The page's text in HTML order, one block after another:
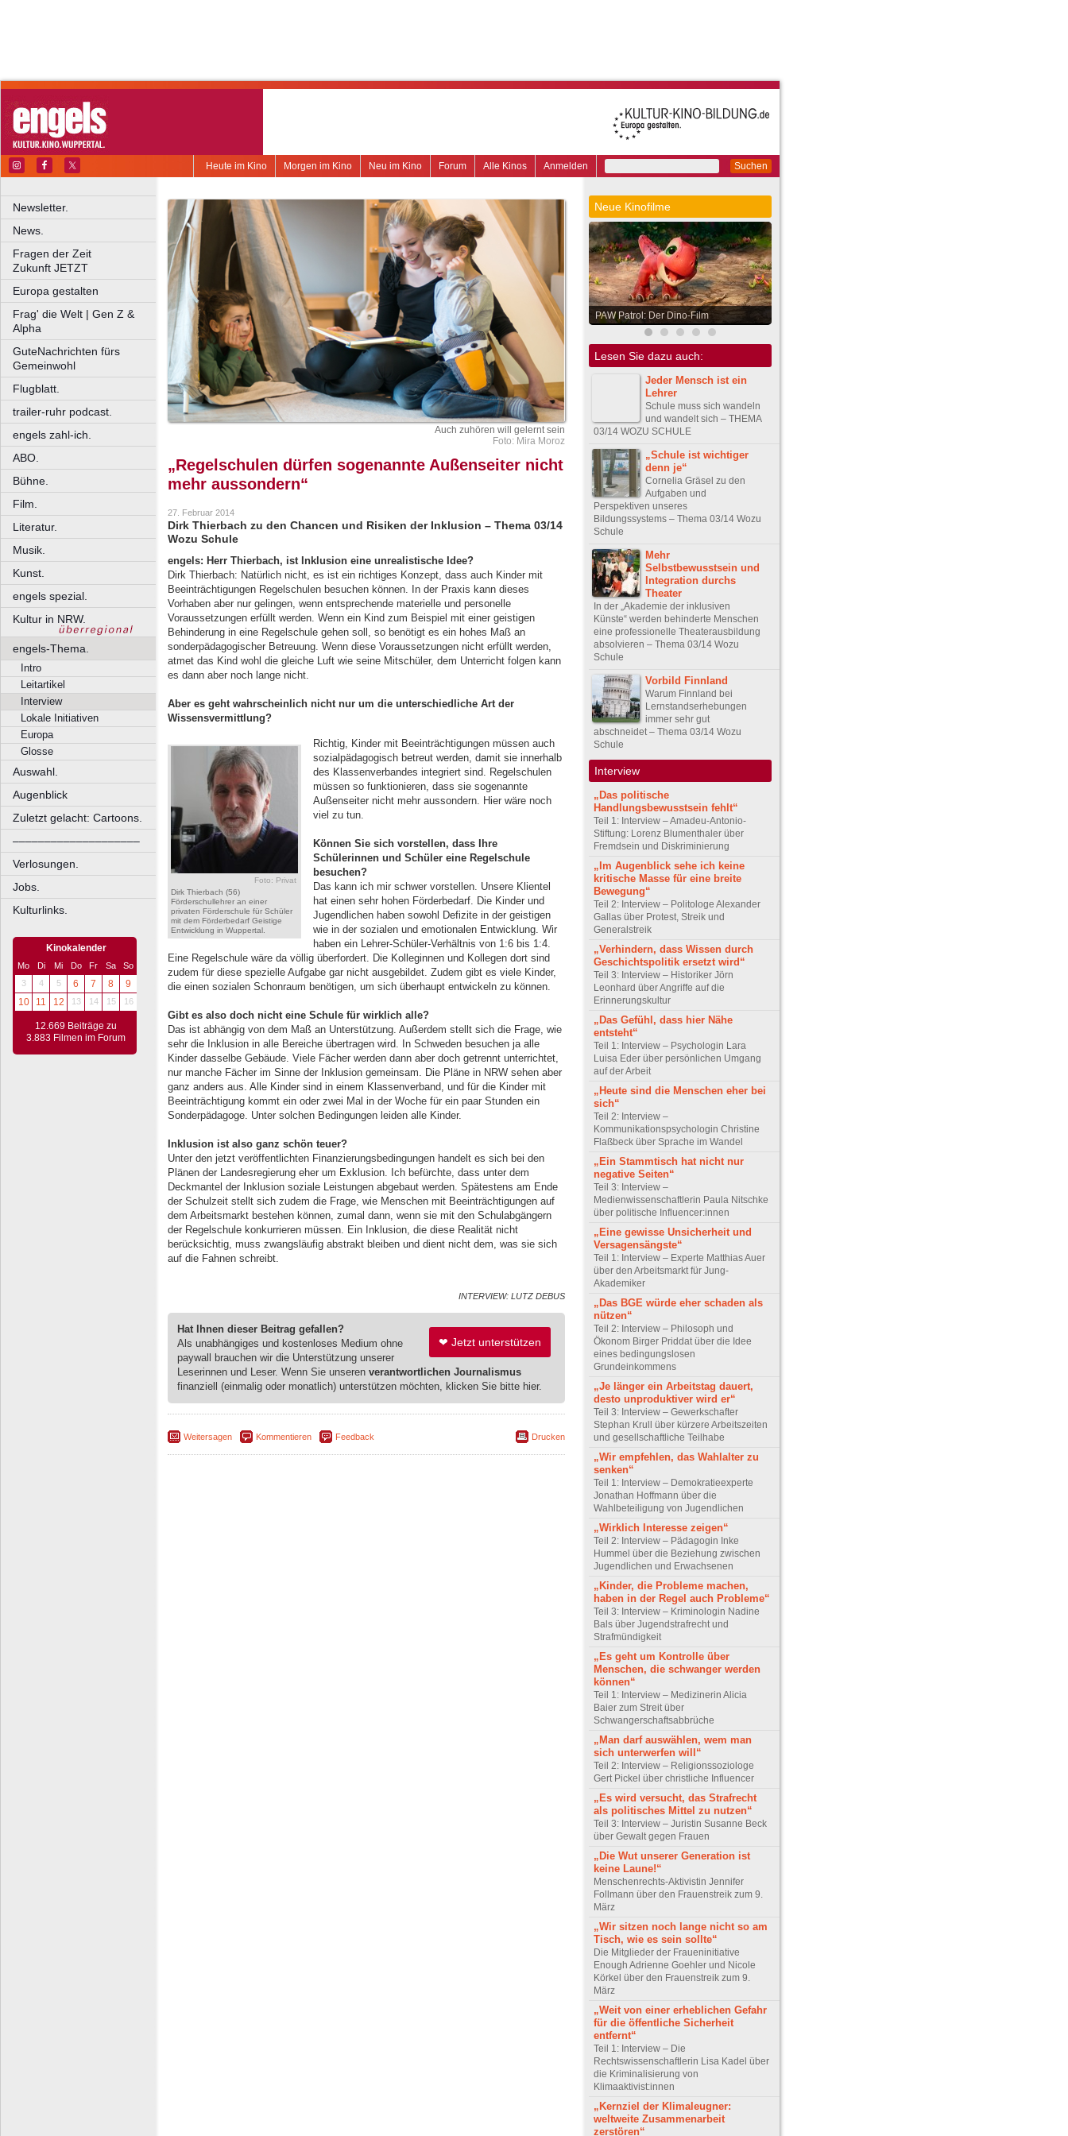
Suchen
Anmelden
Alle Kinos
Forum
Neu im Kino
Morgen im Kino
Heute im Kino
Newsletter.
News.
Fragen der Zeit
Zukunft JETZT
Europa gestalten
Frag' die Welt | Gen Z &
Alpha
GuteNachrichten fürs
Gemeinwohl
Flugblatt.
trailer-ruhr podcast.
engels zahl-ich.
ABO.
Bühne.
Film.
Literatur.
Musik.
Kunst.
engels spezial.
Kultur in NRW.
engels-Thema.
Intro
Leitartikel
Interview
Lokale Initiativen
Europa
Glosse
Auswahl.
Augenblick
Zuletzt gelacht: Cartoons.
––––––––––––––––––––
Verlosungen.
Jobs.
Kulturlinks.
Kinokalender
Mo Di Mi Do Fr Sa
So
3
4 5 6 7 8
9
10
11 12 13 14 15 16
12.669 Beiträge zu
3.883 Filmen im Forum
Auch zuhören will gelernt sein
Foto: Mira Moroz
„Regelschulen dürfen sogenannte Außenseiter nicht
mehr aussondern“
27. Februar 2014
Dirk Thierbach zu den Chancen und Risiken der Inklusion – Thema 03/14
Wozu Schule
engels: Herr Thierbach, ist Inklusion eine unrealistische Idee?
Dirk Thierbach: Natürlich nicht, es ist ein richtiges Konzept, dass auch Kinder mit
Beeinträchtigungen Regelschulen besuchen können. In der Praxis kann dieses
Vorhaben aber nur gelingen, wenn entsprechende materielle und personelle
Voraussetzungen erfüllt werden. Wenn ein Kind zum Beispiel mit einer geistigen
Behinderung in eine Regelschule gehen soll, so benötigt es ein hohes Maß an
sonderpädagogischer Betreuung. Wenn diese Voraussetzungen nicht erfüllt werden,
atmet das Kind wohl die gleiche Luft wie seine Mitschüler, dem Unterricht folgen kann
es dann aber noch lange nicht.
Aber es geht wahrscheinlich nicht nur um die unterschiedliche Art der
Wissensvermittlung?
Foto: Privat
Dirk Thierbach (56)
Förderschullehrer an einer
privaten Förderschule für Schüler
mit dem Förderbedarf Geistige
Entwicklung in Wuppertal.
Richtig, Kinder mit Beeinträchtigungen müssen auch
sozialpädagogisch betreut werden, damit sie innerhalb
des Klassenverbandes integriert sind. Regelschulen
müssen so funktionieren, dass sie sogenannte
Außenseiter nicht mehr aussondern. Hier wäre noch
viel zu tun.
Können Sie sich vorstellen, dass Ihre
Schülerinnen und Schüler eine Regelschule
besuchen?
Das kann ich mir schwer vorstellen. Unsere Klientel
hat einen sehr hohen Förderbedarf. Die Kinder und
Jugendlichen haben sowohl Defizite in der geistigen
wie in der sozialen und emotionalen Entwicklung. Wir
haben ein Lehrer-Schüler-Verhältnis von 1:6 bis 1:4.
Eine Regelschule wäre da völlig überfordert. Die Kolleginnen und Kollegen dort sind
zudem für diese spezielle Aufgabe gar nicht ausgebildet. Zudem gibt es viele Kinder,
die einen sozialen Schonraum benötigen, um sich überhaupt entwickeln zu können.
Gibt es also doch nicht eine Schule für wirklich alle?
Das ist abhängig von dem Maß an Unterstützung. Außerdem stellt sich die Frage, wie
sehr die Inklusion in alle Bereiche übertragen wird. In Schweden besuchen ja alle
Kinder dasselbe Gebäude. Viele Fächer werden dann aber doch getrennt unterrichtet,
nur manche Fächer im Sinne der Inklusion gemeinsam. Die Pläne in NRW sehen aber
ganz anders aus. Alle Kinder sind in einem Klassenverband, und für die Kinder mit
Beeinträchtigung kommt ein oder zwei Mal in der Woche für ein paar Stunden ein
Sonderpädagoge. Unter solchen Bedingungen leiden alle Kinder.
Inklusion ist also ganz schön teuer?
Unter den jetzt veröffentlichten Finanzierungsbedingungen handelt es sich bei den
Plänen der Landesregierung eher um Exklusion. Ich befürchte, dass unter dem
Deckmantel der Inklusion soziale Leistungen abgebaut werden. Spätestens am Ende
der Schulzeit stellt sich zudem die Frage, wie Menschen mit Beeinträchtigungen auf
dem Arbeitsmarkt bestehen können, zumal dann, wenn sie mit den Schulabgängern
der Regelschule konkurrieren müssen. Ein Inklusion, die diese Realität nicht
berücksichtig, muss zwangsläufig abstrakt bleiben und dient nicht dem, was sie sich
auf die Fahnen schreibt.
INTERVIEW: LUTZ DEBUS
❤ Jetzt unterstützen
Hat Ihnen dieser Beitrag gefallen?
Als unabhängiges und kostenloses Medium ohne
paywall brauchen wir die Unterstützung unserer
Leserinnen und Leser. Wenn Sie unseren verantwortlichen Journalismus
finanziell (einmalig oder monatlich) unterstützen möchten, klicken Sie bitte hier.
Weitersagen Kommentieren Feedback Drucken
Neue Kinofilme
PAW Patrol: Der Dino-Film
Lesen Sie dazu auch:
Jeder Mensch ist ein
Lehrer
Schule muss sich wandeln
und wandelt sich – THEMA
03/14 WOZU SCHULE
„Schule ist wichtiger
denn je“
Cornelia Gräsel zu den
Aufgaben und
Perspektiven unseres
Bildungssystems – Thema 03/14 Wozu
Schule
Mehr
Selbstbewusstsein und
Integration durchs
Theater
In der „Akademie der inklusiven
Künste“ werden behinderte Menschen
eine professionelle Theaterausbildung
absolvieren – Thema 03/14 Wozu
Schule
Vorbild Finnland
Warum Finnland bei
Lernstandserhebungen
immer sehr gut
abschneidet – Thema 03/14 Wozu
Schule
Interview
„Das politische
Handlungsbewusstsein fehlt“
Teil 1: Interview – Amadeu-Antonio-
Stiftung: Lorenz Blumenthaler über
Fremdsein und Diskriminierung
„Im Augenblick sehe ich keine
kritische Masse für eine breite
Bewegung“
Teil 2: Interview – Politologe Alexander
Gallas über Protest, Streik und
Generalstreik
„Verhindern, dass Wissen durch
Geschichtspolitik ersetzt wird“
Teil 3: Interview – Historiker Jörn
Leonhard über Angriffe auf die
Erinnerungskultur
„Das Gefühl, dass hier Nähe
entsteht“
Teil 1: Interview – Psychologin Lara
Luisa Eder über persönlichen Umgang
auf der Arbeit
„Heute sind die Menschen eher bei
sich“
Teil 2: Interview –
Kommunikationspsychologin Christine
Flaßbeck über Sprache im Wandel
„Ein Stammtisch hat nicht nur
negative Seiten“
Teil 3: Interview –
Medienwissenschaftlerin Paula Nitschke
über politische Influencer:innen
„Eine gewisse Unsicherheit und
Versagensängste“
Teil 1: Interview – Experte Matthias Auer
über den Arbeitsmarkt für Jung-
Akademiker
„Das BGE würde eher schaden als
nützen“
Teil 2: Interview – Philosoph und
Ökonom Birger Priddat über die Idee
eines bedingungslosen
Grundeinkommens
„Je länger ein Arbeitstag dauert,
desto unproduktiver wird er“
Teil 3: Interview – Gewerkschafter
Stephan Krull über kürzere Arbeitszeiten
und gesellschaftliche Teilhabe
„Wir empfehlen, das Wahlalter zu
senken“
Teil 1: Interview – Demokratieexperte
Jonathan Hoffmann über die
Wahlbeteiligung von Jugendlichen
„Wirklich Interesse zeigen“
Teil 2: Interview – Pädagogin Inke
Hummel über die Beziehung zwischen
Jugendlichen und Erwachsenen
„Kinder, die Probleme machen,
haben in der Regel auch Probleme“
Teil 3: Interview – Kriminologin Nadine
Bals über Jugendstrafrecht und
Strafmündigkeit
„Es geht um Kontrolle über
Menschen, die schwanger werden
können“
Teil 1: Interview – Medizinerin Alicia
Baier zum Streit über
Schwangerschaftsabbrüche
„Man darf auswählen, wem man
sich unterwerfen will“
Teil 2: Interview – Religionssoziologe
Gert Pickel über christliche Influencer
„Es wird versucht, das Strafrecht
als politisches Mittel zu nutzen“
Teil 3: Interview – Juristin Susanne Beck
über Gewalt gegen Frauen
„Die Wut unserer Generation ist
keine Laune!“
Menschenrechts-Aktivistin Jennifer
Follmann über den Frauenstreik zum 9.
März
„Wir sitzen noch lange nicht so am
Tisch, wie es sein sollte“
Die Mitglieder der Fraueninitiative
Enough Adrienne Goehler und Nicole
Körkel über den Frauenstreik zum 9.
März
„Weit von einer erheblichen Gefahr
für die öffentliche Sicherheit
entfernt“
Teil 1: Interview – Die
Rechtswissenschaftlerin Lisa Kadel über
die Kriminalisierung von
Klimaaktivist:innen
„Kernziel der Klimaleugner:
weltweite Zusammenarbeit
zerstören“